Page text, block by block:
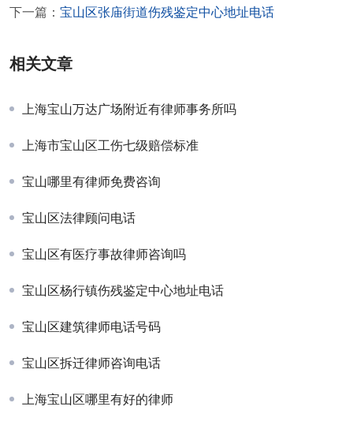
下一篇： 宝山区张庙街道伤残鉴定中心地址电话
相关文章
上海宝山万达广场附近有律师事务所吗
上海市宝山区工伤七级赔偿标准
宝山哪里有律师免费咨询
宝山区法律顾问电话
宝山区有医疗事故律师咨询吗
宝山区杨行镇伤残鉴定中心地址电话
宝山区建筑律师电话号码
宝山区拆迁律师咨询电话
上海宝山区哪里有好的律师